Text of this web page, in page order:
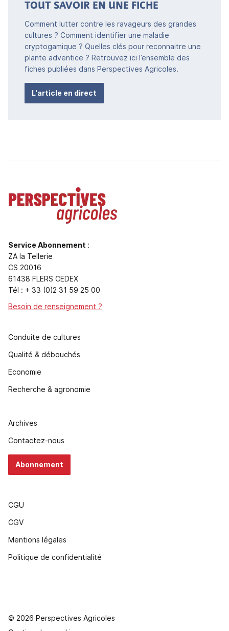
TOUT SAVOIR EN UNE FICHE
Comment lutter contre les ravageurs des grandes
cultures ? Comment identifier une maladie
cryptogamique ? Quelles clés pour reconnaitre une
plante adventice ? Retrouvez ici l’ensemble des
fiches publiées dans Perspectives Agricoles.
L'article en direct
Service Abonnement :
ZA la Tellerie
CS 20016
61438 FLERS CEDEX
Tél : + 33 (0)2 31 59 25 00
Besoin de renseignement ?
Conduite de cultures
Qualité & débouchés
Economie
Recherche & agronomie
Archives
Contactez-nous
Abonnement
CGU
CGV
Mentions légales
Politique de confidentialité
© 2026 Perspectives Agricoles